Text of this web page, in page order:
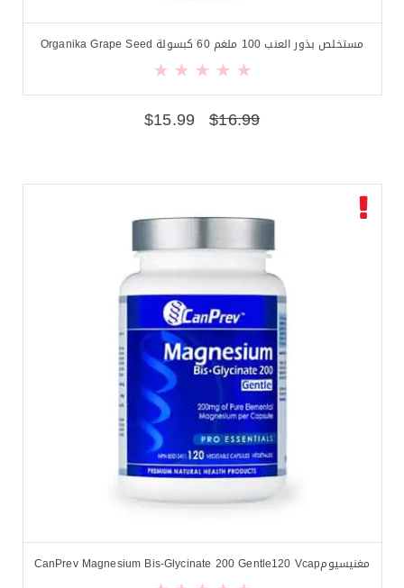
مستخلص بذور العنب 100 ملغم 60 كبسولة Organika Grape Seed
$16.99
$15.99
مغنيسيومCanPrev Magnesium Bis-Glycinate 200 Gentle120 Vcap